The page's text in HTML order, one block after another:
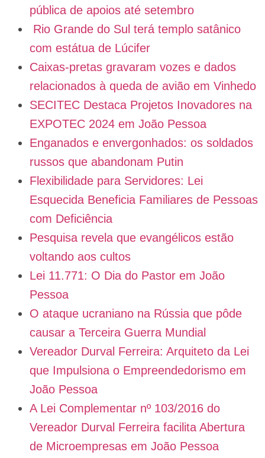
pública de apoios até setembro
Rio Grande do Sul terá templo satânico
com estátua de Lúcifer
Caixas-pretas gravaram vozes e dados
relacionados à queda de avião em Vinhedo
SECITEC Destaca Projetos Inovadores na
EXPOTEC 2024 em João Pessoa
Enganados e envergonhados: os soldados
russos que abandonam Putin
Flexibilidade para Servidores: Lei
Esquecida Beneficia Familiares de Pessoas
com Deficiência
Pesquisa revela que evangélicos estão
voltando aos cultos
Lei 11.771: O Dia do Pastor em João
Pessoa
O ataque ucraniano na Rússia que pôde
causar a Terceira Guerra Mundial
Vereador Durval Ferreira: Arquiteto da Lei
que Impulsiona o Empreendedorismo em
João Pessoa
A Lei Complementar nº 103/2016 do
Vereador Durval Ferreira facilita Abertura
de Microempresas em João Pessoa